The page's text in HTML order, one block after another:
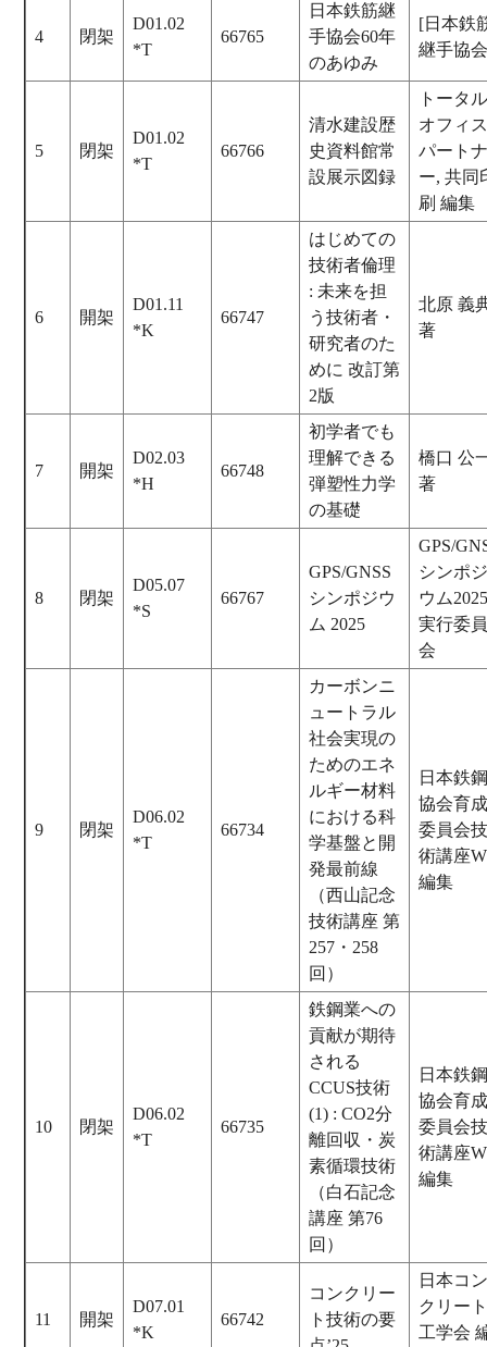
4 閉架
D01.02
*T
66765
日本鉄筋継
手協会60年
のあゆみ
[日本鉄
継手協
5 閉架
D01.02
*T
66766
清水建設歴
史資料館常
設展示図録
トータル
オフィス
パートナ
ー, 共同
刷 編集
6 開架
D01.11
*K
66747
はじめての
技術者倫理
: 未来を担
う技術者・
研究者のた
めに 改訂第
2版
北原 義
著
7 開架
D02.03
*H
66748
初学者でも
理解できる
弾塑性力学
の基礎
橋口 公
著
8 閉架
D05.07
*S
66767
GPS/GNSS
シンポジウ
ム 2025
GPS/
シンポジ
ウム2025
実行委員
会
9 閉架
D06.02
*T
66734
カーボンニ
ュートラル
社会実現の
ためのエネ
ルギー材料
における科
学基盤と開
発最前線
（西山記念
技術講座 第
257・258
回）
日本鉄鋼
協会育成
委員会技
術講座
編集
10 閉架
D06.02
*T
66735
鉄鋼業への
貢献が期待
される
CCUS技術
(1) : CO2分
離回収・炭
素循環技術
（白石記念
講座 第76
回）
日本鉄鋼
協会育成
委員会技
術講座
編集
11 開架
D07.01
*K
66742
コンクリー
ト技術の要
日本コン
クリート
工学会